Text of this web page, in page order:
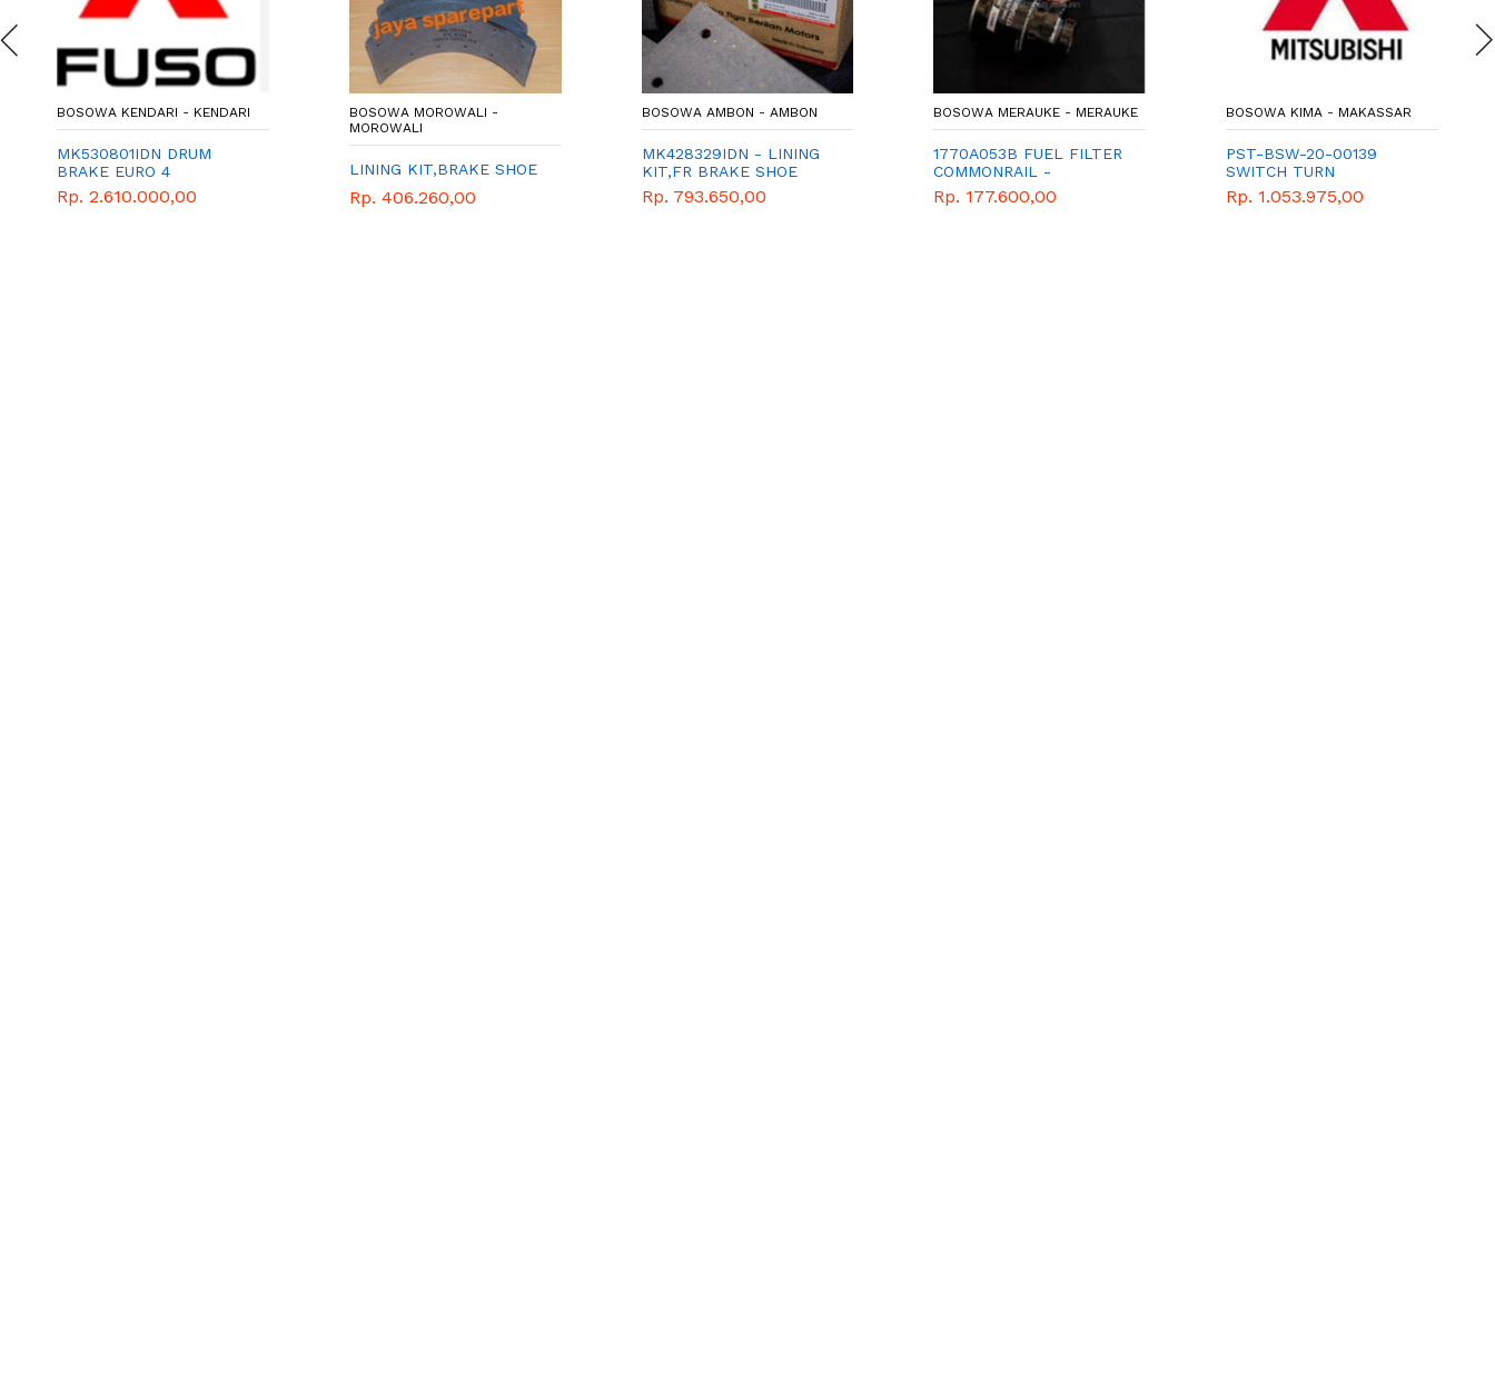
BOSOWA KENDARI - KENDARI
MK530801IDN DRUM
BRAKE EURO 4
FM65/FN61/62
Rp. 2.610.000,00
BOSOWA MOROWALI -
MOROWALI
LINING KIT,BRAKE SHOE
Rp. 406.260,00
BOSOWA AMBON - AMBON
MK428329IDN - LINING
KIT,FR BRAKE SHOE
(W=140) - GENUINE
SPAREPART MITSUBISHI
Rp. 793.650,00
BOSOWA MERAUKE - MERAUKE
1770A053B FUEL FILTER
COMMONRAIL -
SARINGAN SOLAR
Rp. 177.600,00
BOSOWA KIMA - MAKASSAR
PST-BSW-20-00139
SWITCH TURN
Rp. 1.053.975,00